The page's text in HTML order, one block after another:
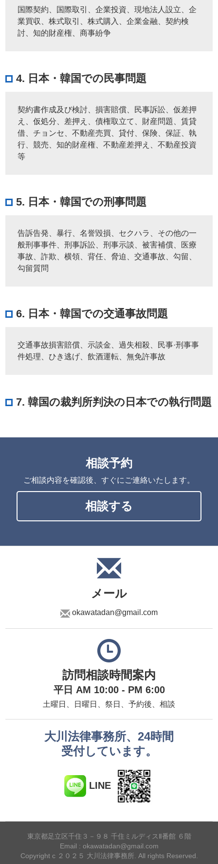
国際契約、国際取引、企業投資、現地法人設立、企
業買収、株式取引、株式購入、企業金融、契約検
討、知的財産権、商事紛争
4. 日本・韓国での民事問題
契約書作成及び検討、損害賠償、民事訴訟、仮差押
え、仮処分、差押え、債権取立て、財産問題、賃貸
借、チョンセ、不動産売買、貸付、保険、保証、執
行、競売、知的財産権、不動産差押え、不動産投資
等
5. 日本・韓国での刑事問題
告訴告発、暴行、名誉毀損、セクハラ、その他の一
般刑事事件、刑事訴訟、刑事示談、被害補償、医療
事故、詐欺、横領、背任、脅迫、交通事故、勾留、
勾留質問
6. 日本・韓国での交通事故問題
交通事故損害賠償、示談金、過失相殺、民事·刑事事
件処理、ひき逃げ、飲酒運転、無免許事故
7. 韓国の裁判所判決の日本での執行問題
相談予約
ご相談内容を確認後、すぐにご連絡いたします。
相談する
メール
okawatadan@gmail.com
訪問相談時間案内
平日 AM 10:00 - PM 6:00
土曜日、日曜日、祭日、予約後、相談
大川法律事務所、24時間
受付しています。
LINE
東京都足立区千住３－９８ 千住ミルディスⅡ番館 ６階
Email : okawatadan@gmail.com
Copyright c ２０２５ 大川法律事務所. All rights Reserved.